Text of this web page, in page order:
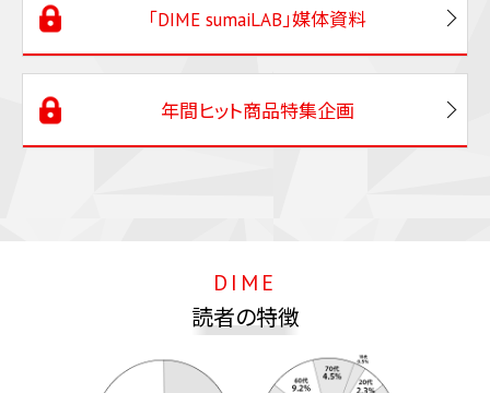
「DIME sumaiLAB」媒体資料
年間ヒット商品特集企画
DIME
読者の特徴